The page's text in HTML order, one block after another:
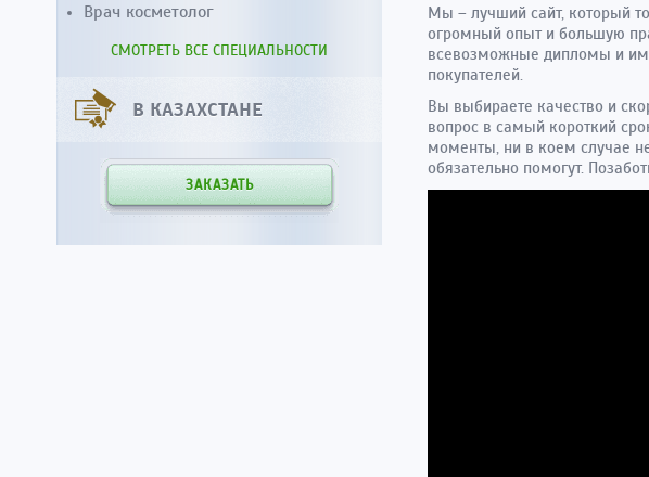
Мы – лучший сайт, который
огромный опыт и большую
всевозможные дипломы и
покупателей.
Вы выбираете качество и
вопрос в самый короткий
моменты, ни в коем случае
обязательно помогут.
Врач косметолог
СМОТРЕТЬ ВСЕ СПЕЦИАЛЬНОСТИ
В КАЗАХСТАНЕ
ЗАКАЗАТЬ